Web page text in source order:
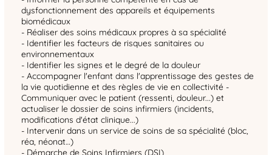
dysfonctionnement des appareils et équipements
biomédicaux
- Réaliser des soins médicaux propres à sa spécialité
- Identifier les facteurs de risques sanitaires ou
environnementaux
- Identifier les signes et le degré de la douleur
- Accompagner l'enfant dans l'apprentissage des gestes de
la vie quotidienne et des règles de vie en collectivité -
Communiquer avec le patient (ressenti, douleur...) et
actualiser le dossier de soins infirmiers (incidents,
modifications d'état clinique...)
- Intervenir dans un service de soins de sa spécialité (bloc,
réa, néonat…)
- Démarche de Soins Infirmiers (DSI)